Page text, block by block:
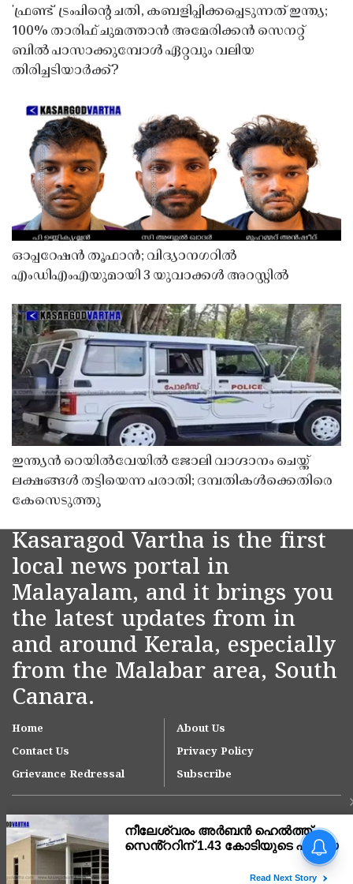
'ഫ്രണ്ട്' ട്രംപിന്റെ ചതി, കബളിപ്പിക്കപ്പെടുന്നത് ഇന്ത്യ;
100% താരിഫ് ചുമത്താൻ അമേരിക്കൻ സെനറ്റ്
ബിൽ പാസാക്കുമ്പോൾ ഏറ്റവും വലിയ
തിരിച്ചടിയാർക്ക്?
ഓപ്പറേഷൻ തൂഫാൻ; വിദ്യാനഗറിൽ
എംഡിഎംഎയുമായി 3 യുവാക്കൾ അറസ്റ്റിൽ
ഇന്ത്യൻ റെയിൽവേയിൽ ജോലി വാഗ്ദാനം ചെയ്ത്
ലക്ഷങ്ങൾ തട്ടിയെന്ന പരാതി; ദമ്പതികൾക്കെതിരെ
കേസെടുത്തു
Kasaragod Vartha is the first
local news portal in
Malayalam, and it brings you
the latest updates from in
and around Kerala, especially
from the Malabar area, South
Canara.
Home
About Us
Contact Us
Privacy Policy
Grievance Redressal
Subscribe